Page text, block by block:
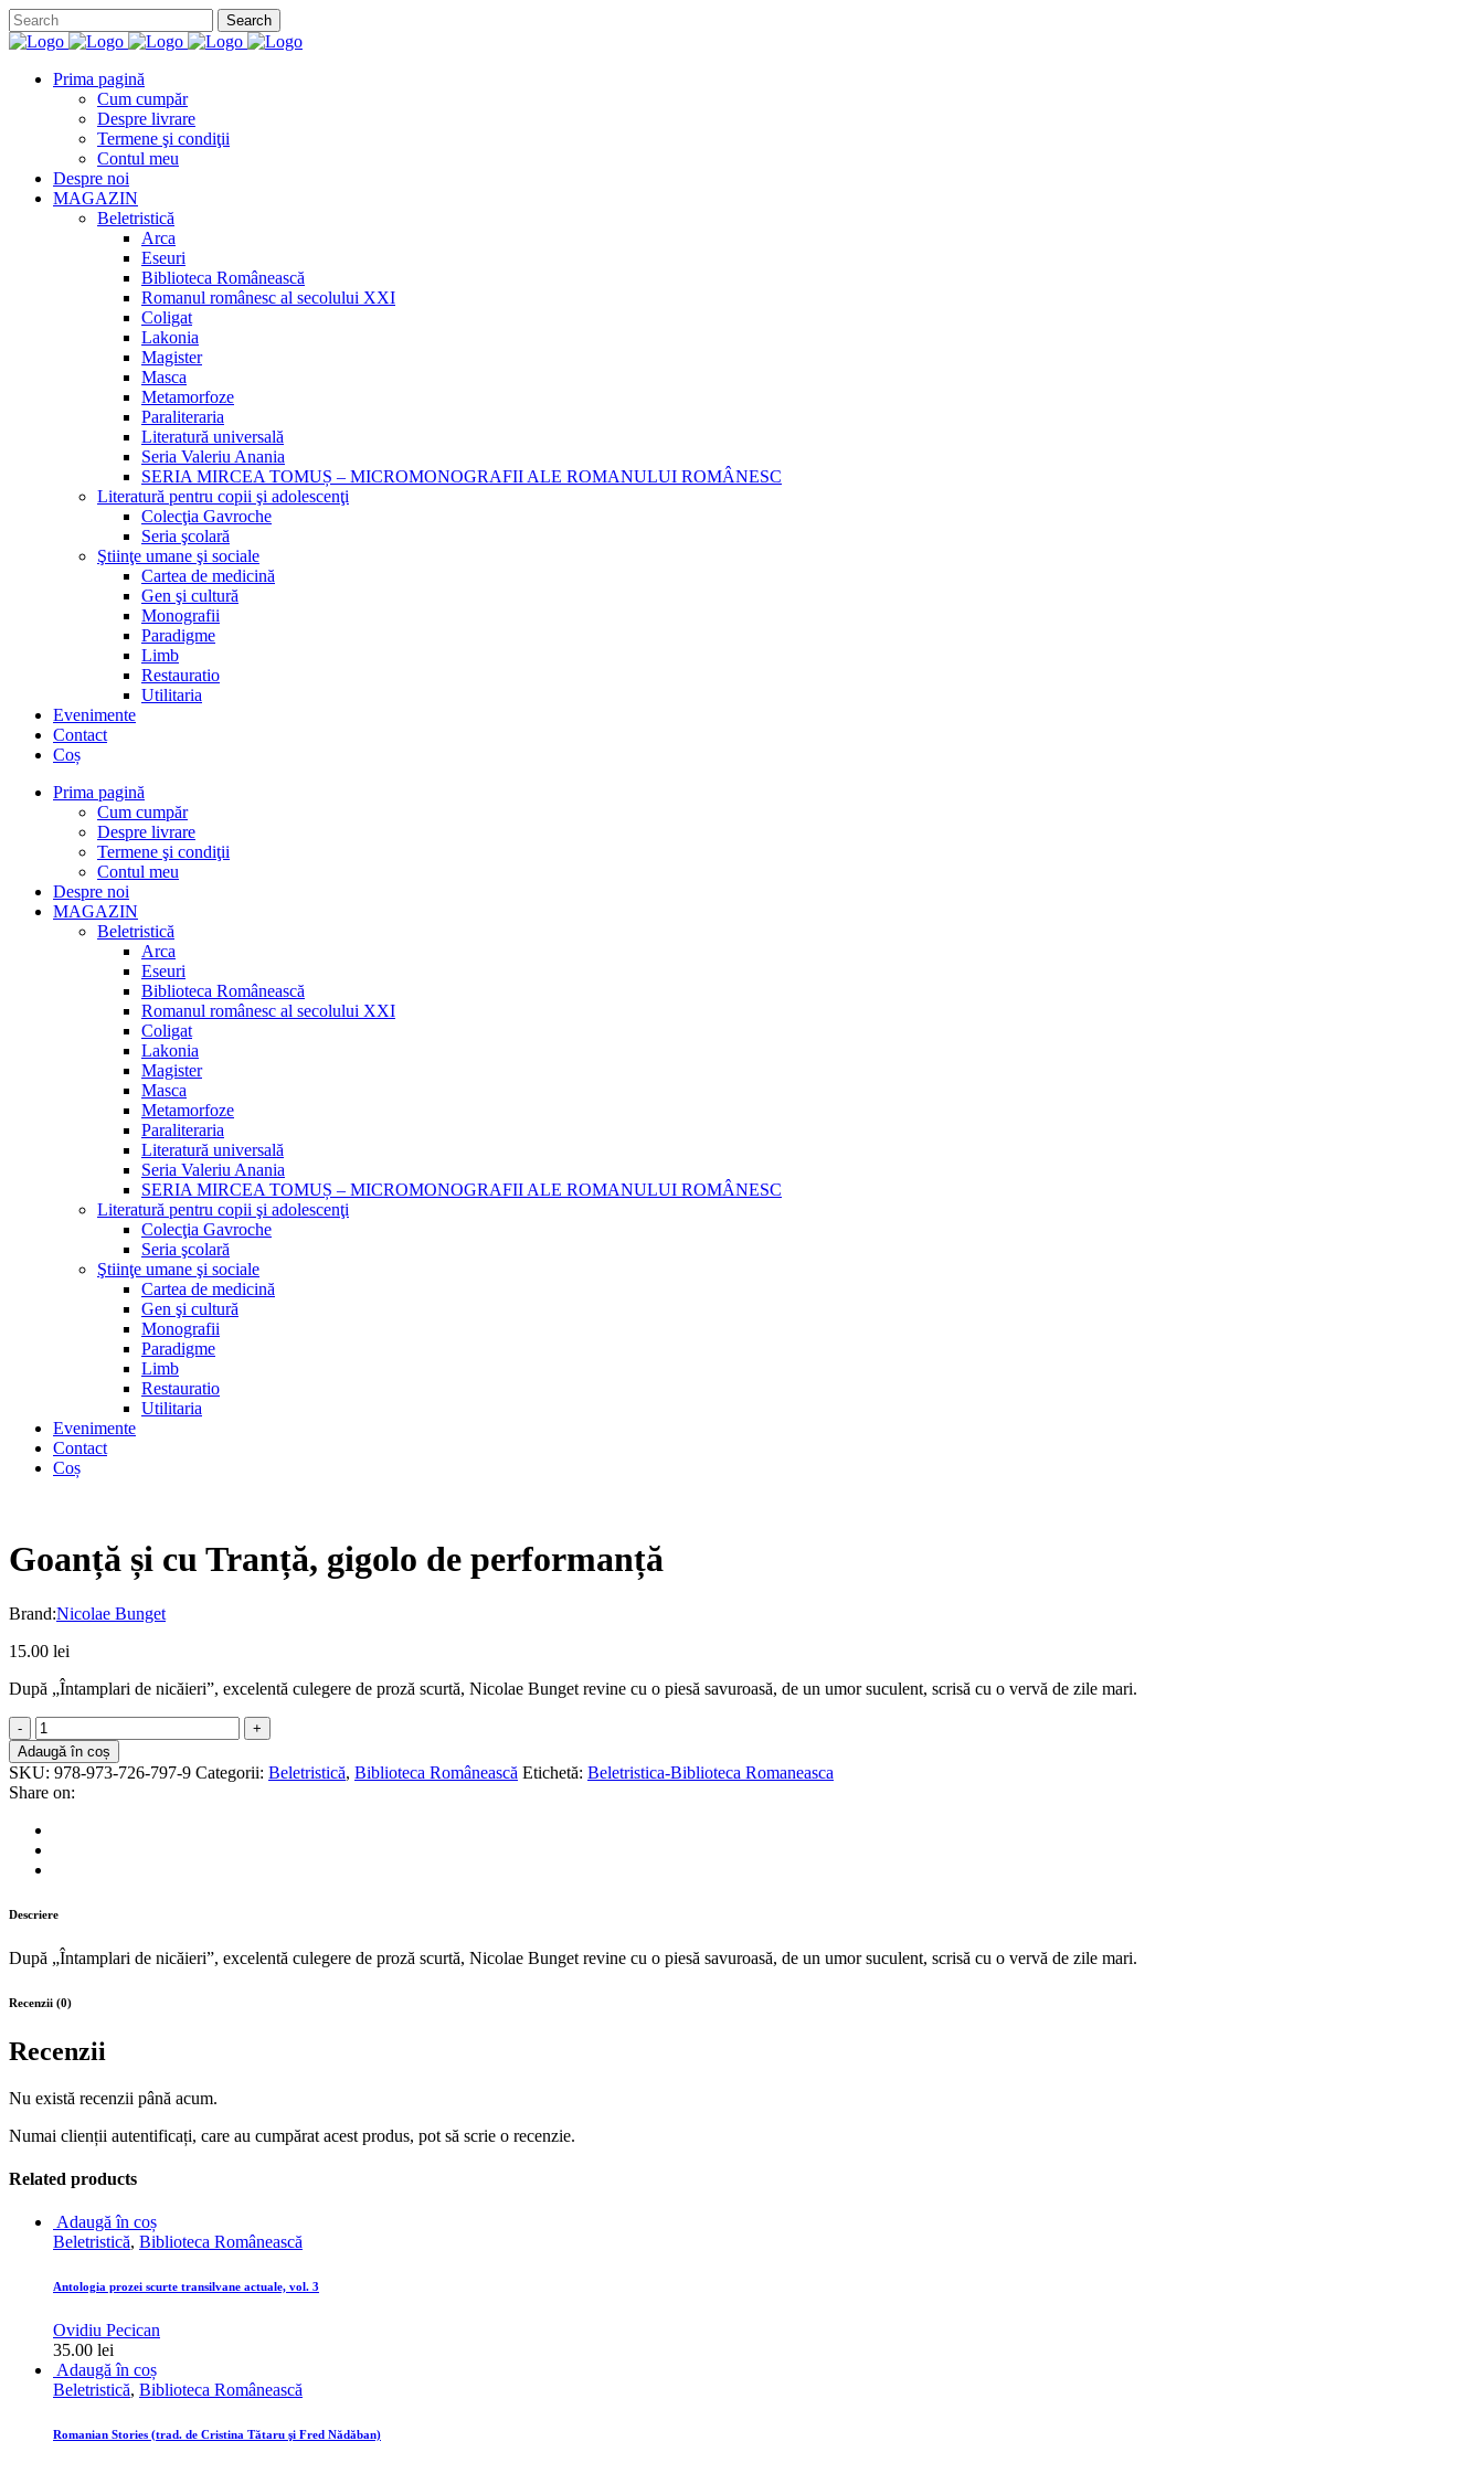
Prima pagină
Cum cumpăr
Despre livrare
Termene şi condiţii
Contul meu
Despre noi
MAGAZIN
Beletristică
Arca
Eseuri
Biblioteca Românească
Romanul românesc al secolului XXI
Coligat
Lakonia
Magister
Masca
Metamorfoze
Paraliteraria
Literatură universală
Seria Valeriu Anania
SERIA MIRCEA TOMUȘ – MICROMONOGRAFII ALE ROMANULUI ROMÂNESC
Literatură pentru copii şi adolescenţi
Colecţia Gavroche
Seria şcolară
Ştiinţe umane şi sociale
Cartea de medicină
Gen şi cultură
Monografii
Paradigme
Limb
Restauratio
Utilitaria
Evenimente
Contact
Coș
Prima pagină
Cum cumpăr
Despre livrare
Termene şi condiţii
Contul meu
Despre noi
MAGAZIN
Beletristică
Arca
Eseuri
Biblioteca Românească
Romanul românesc al secolului XXI
Coligat
Lakonia
Magister
Masca
Metamorfoze
Paraliteraria
Literatură universală
Seria Valeriu Anania
SERIA MIRCEA TOMUȘ – MICROMONOGRAFII ALE ROMANULUI ROMÂNESC
Literatură pentru copii şi adolescenţi
Colecţia Gavroche
Seria şcolară
Ştiinţe umane şi sociale
Cartea de medicină
Gen şi cultură
Monografii
Paradigme
Limb
Restauratio
Utilitaria
Evenimente
Contact
Coș
Goanță și cu Tranță, gigolo de performanță
Brand:Nicolae Bunget
15.00 lei
După „Întamplari de nicăieri”, excelentă culegere de proză scurtă, Nicolae Bunget revine cu o piesă savuroasă, de un umor suculent, scrisă cu o vervă de zile mari.
Goanță
și
cu
Tranță,
gigolo
performanță
quantity
Adaugă în coș
SKU: 978-973-726-797-9 Categorii: Beletristică, Biblioteca Românească Etichetă: Beletristica-Biblioteca Romaneasca
Share on:
Descriere
După „Întamplari de nicăieri”, excelentă culegere de proză scurtă, Nicolae Bunget revine cu o piesă savuroasă, de un umor suculent, scrisă cu o vervă de zile mari.
Recenzii (0)
Recenzii
Nu există recenzii până acum.
Numai clienții autentificați, care au cumpărat acest produs, pot să scrie o recenzie.
Related products
Adaugă în coș
Beletristică, Biblioteca Românească
Antologia prozei scurte transilvane actuale, vol. 3
Ovidiu Pecican
35.00 lei
Adaugă în coș
Beletristică, Biblioteca Românească
Romanian Stories (trad. de Cristina Tătaru şi Fred Nădăban)